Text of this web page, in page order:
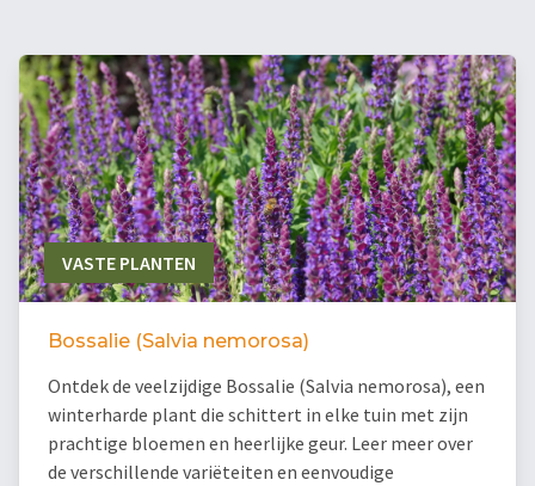
VASTE PLANTEN
Bossalie (Salvia nemorosa)
Ontdek de veelzijdige Bossalie (Salvia nemorosa), een
winterharde plant die schittert in elke tuin met zijn
prachtige bloemen en heerlijke geur. Leer meer over
de verschillende variëteiten en eenvoudige